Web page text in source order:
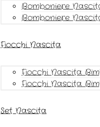
Bomboniere
Bomboniere
Fiocchi Nascita
Fiocchi Nascita
Fiocchi Nascita
Set Nascita